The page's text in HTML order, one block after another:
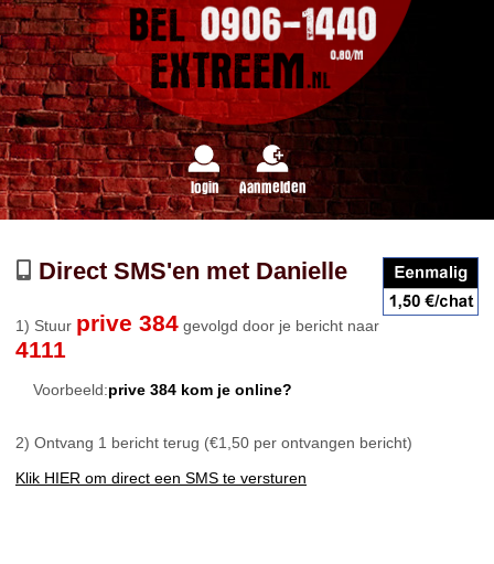
login Aanmelden
Direct SMS'en met Danielle
1) Stuur prive 384 gevolgd door je bericht naar
4111
Voorbeeld:prive 384 kom je online?
2) Ontvang 1 bericht terug (€1,50 per ontvangen bericht)
Klik HIER om direct een SMS te versturen